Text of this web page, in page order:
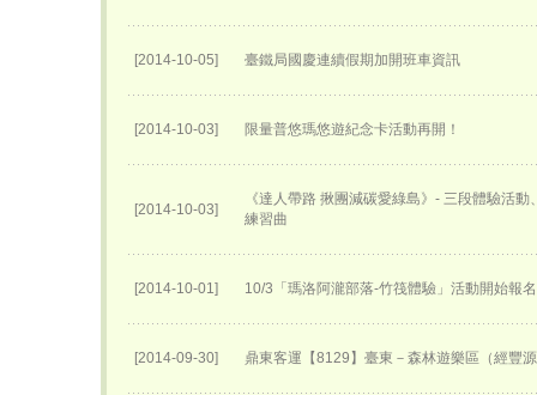
[2014-10-05] 臺鐵局國慶連續假期加開班車資訊
[2014-10-03] 限量普悠瑪悠遊紀念卡活動再開！
[2014-10-03]
《達人帶路 揪團減碳愛綠島》- 三段體驗活
練習曲
[2014-10-01] 10/3「瑪洛阿瀧部落-竹筏體驗」活動開始報
[2014-09-30] 鼎東客運【8129】臺東－森林遊樂區（經豐